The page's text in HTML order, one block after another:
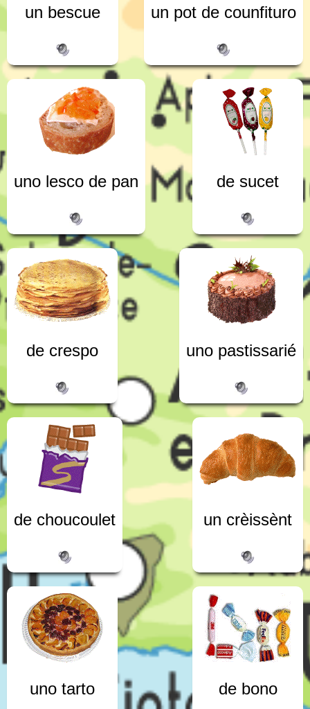
un bescue un pot de counfituro
uno lesco de pan de sucet
de crespo uno pastissarié
de choucoulet un crèissènt
uno tarto de bono